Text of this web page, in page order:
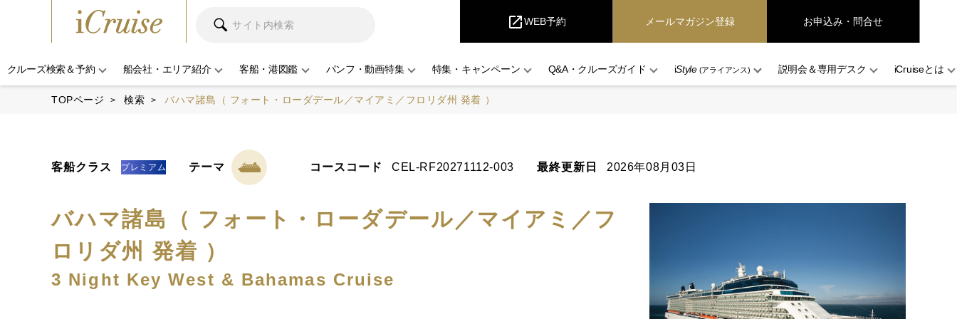
open_in_newWEB予約 メールマガジン登録 お申込み・問合せ
クルーズ検索＆予約 船会社・エリア紹介 客船・港図鑑 パンフ・動画特集 特集・キャンペーン Q&A・クルーズガイド iStyle(アライアンス) 説明会＆専用デスク iCruiseとは
TOPページ 検索 バハマ諸島（ フォート・ローダデール／マイアミ／フロリダ州 発着 ）
客船クラス プレミアム テーマ コースコード CEL-RF20271112-003 最終更新日 2026年08月03日
バハマ諸島（ フォート・ローダデール／マイアミ／フ
ロリダ州 発着 ）
3 Night Key West & Bahamas Cruise